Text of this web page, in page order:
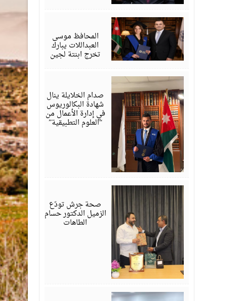
المحافظ موسى
العبداللات يبارك
تخرج ابنتة لجين
صدام الخلايلة ينال
شهادة البكالوريوس
في إدارة الأعمال من
“العلوم التطبيقية”
يوليو
2026
صحة جرش تودّع
الزميل الدكتور حسام
الطاهات
يوليو
2026
يوليو